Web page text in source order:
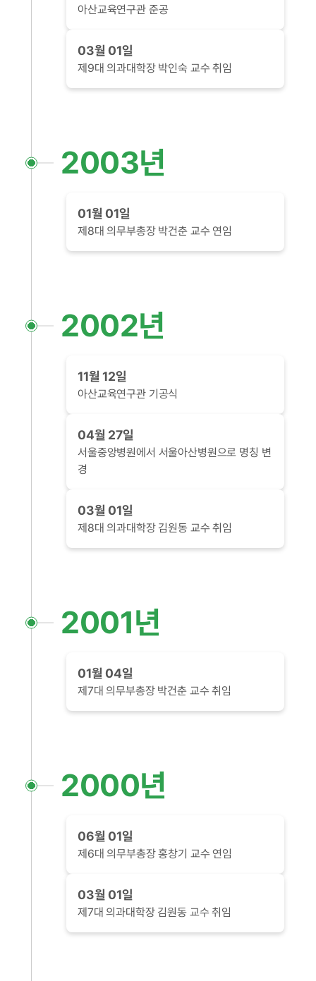
아산교육연구관 준공
03월 01일
제9대 의과대학장 박인숙 교수 취임
2003년
01월 01일
제8대 의무부총장 박건춘 교수 연임
2002년
11월 12일
아산교육연구관 기공식
04월 27일
서울중앙병원에서 서울아산병원으로 명칭 변
경
03월 01일
제8대 의과대학장 김원동 교수 취임
2001년
01월 04일
제7대 의무부총장 박건춘 교수 취임
2000년
06월 01일
제6대 의무부총장 홍창기 교수 연임
03월 01일
제7대 의과대학장 김원동 교수 취임